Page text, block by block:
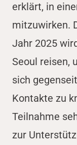
erklärt, in
mitzuwirken.
Jahr 2025
Seoul reisen,
sich
Kontakte zu
Teilnahme
zur